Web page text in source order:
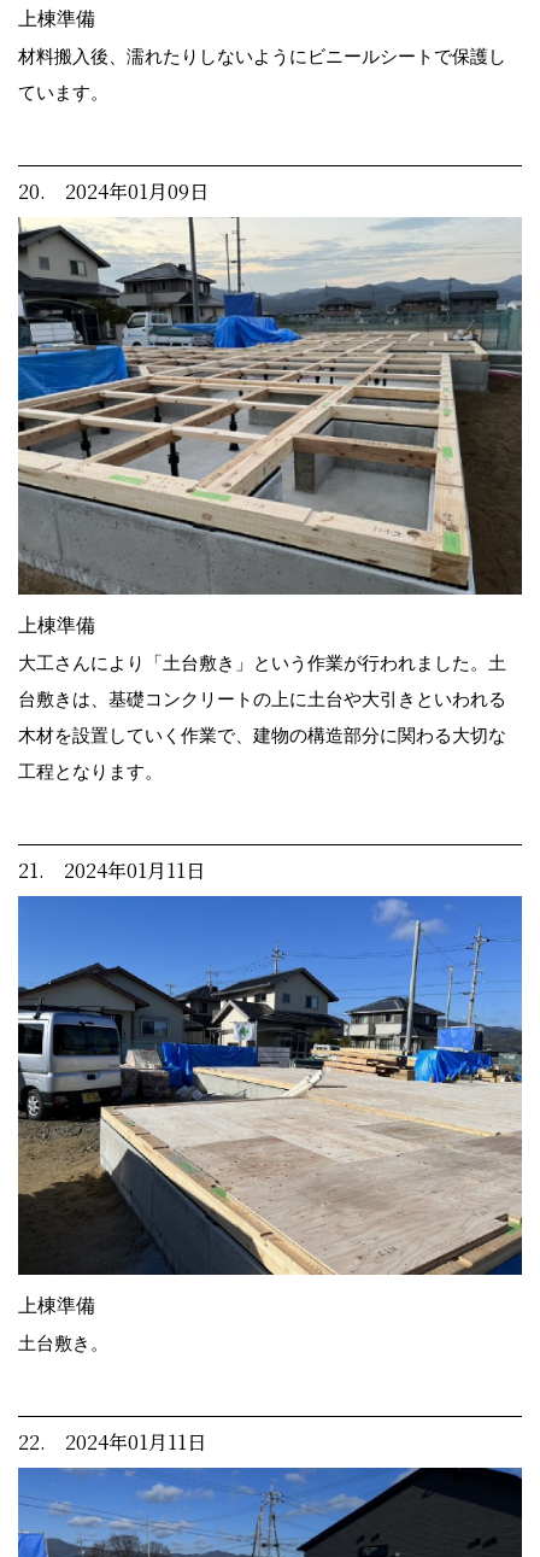
上棟準備
材料搬入後、濡れたりしないようにビニールシートで保護し
ています。
20. 2024年01月09日
上棟準備
大工さんにより「土台敷き」という作業が行われました。土
台敷きは、基礎コンクリートの上に土台や大引きといわれる
木材を設置していく作業で、建物の構造部分に関わる大切な
工程となります。
21. 2024年01月11日
上棟準備
土台敷き。
22. 2024年01月11日